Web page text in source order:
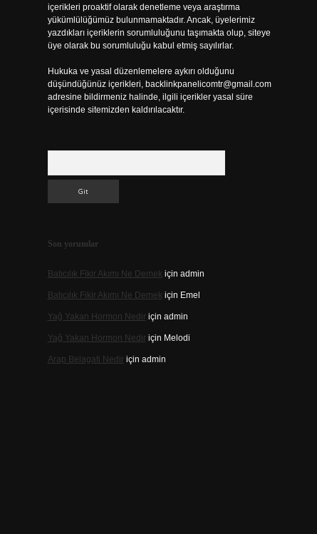
içerikleri proaktif olarak denetleme veya araştırma
yükümlülüğümüz bulunmamaktadır. Ancak, üyelerimiz
yazdıkları içeriklerin sorumluluğunu taşımakta olup, siteye
üye olarak bu sorumluluğu kabul etmiş sayılırlar.
Hukuka ve yasal düzenlemelere aykırı olduğunu
düşündüğünüz içerikleri, backlinkpanelicomtr@gmail.com
adresine bildirmeniz halinde, ilgili içerikler yasal süre
içerisinde sitemizden kaldırılacaktır.
Son yorumlar
Batıcılık Fikir Akımı Ne Demek için admin
Batıcılık Fikir Akımı Ne Demek için Emel
Yağ Yakan Hormon Nediriçin admin
Yağ Yakan Hormon Nediriçin Melodi
Arap Belagati Nediriçin admin